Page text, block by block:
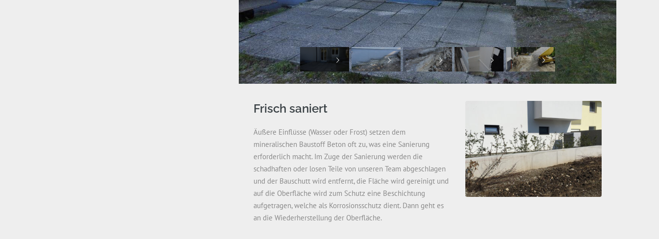
Frisch saniert
Äußere Einflüsse (Wasser oder Frost) setzen dem
mineralischen Baustoff Beton oft zu, was eine Sanierung
erforderlich macht. Im Zuge der Sanierung werden die
schadhaften oder losen Teile von unseren Team abgeschlagen
und der Bauschutt wird entfernt, die Fläche wird gereinigt und
auf die Oberfläche wird zum Schutz eine Beschichtung
aufgetragen, welche als Korrosionsschutz dient. Dann geht es
an die Wiederherstellung der Oberfläche.